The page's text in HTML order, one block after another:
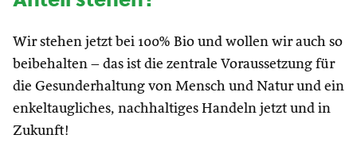
Wir stehen jetzt bei 100% Bio und wollen wir auch so
beibehalten – das ist die zentrale Voraussetzung für
die Gesunderhaltung von Mensch und Natur und ein
enkeltaugliches, nachhaltiges Handeln jetzt und in
Zukunft!